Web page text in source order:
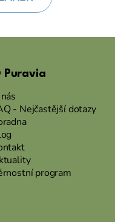
Puravia
- Nejčastější dotazy
program